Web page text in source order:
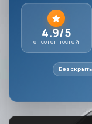
4.9/5
от сотен гостей
Без